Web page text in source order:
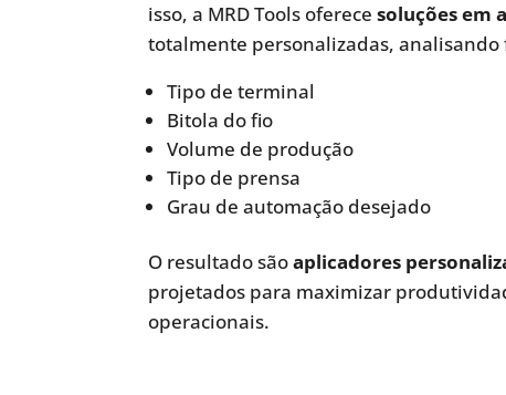
isso, a MRD Tools oferecesoluções em
totalmente personalizadas, analisando
Tipo de terminal
Bitola do fio
Volume de produção
Tipo de prensa
Grau de automação desejado
O resultado sãoaplicadores
projetados para maximizar
operacionais.